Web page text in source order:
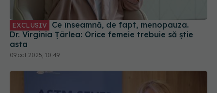
EXCLUSIV
Dr. Virginia Țârlea: Orice femeie trebuie să știe
asta
09 oct 2025, 10:49